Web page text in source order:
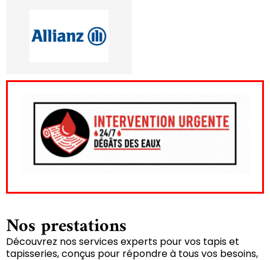
Nos prestations
Découvrez nos services experts pour vos tapis et
tapisseries, conçus pour répondre à tous vos besoins,